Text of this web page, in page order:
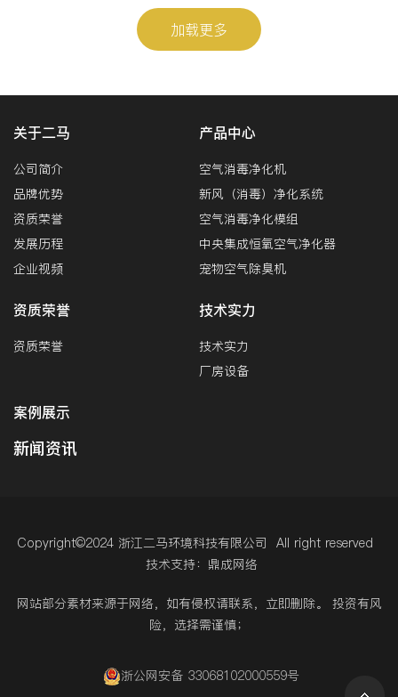
加载更多
关于二马
公司简介
品牌优势
资质荣誉
发展历程
企业视频
产品中心
空气消毒净化机
新风（消毒）净化系统
空气消毒净化模组
中央集成恒氧空气净化器
宠物空气除臭机
资质荣誉
资质荣誉
技术实力
技术实力
厂房设备
案例展示
新闻资讯
Copyright©2024 浙江二马环境科技有限公司 All right reserved
技术支持：鼎成网络
网站部分素材来源于网络，如有侵权请联系，立即删除。 投资有风
险，选择需谨慎；
浙公网安备 33068102000559号